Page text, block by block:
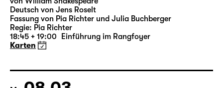
19:30 — 20:55 Große Bühne
Was ihr wollt (A Tortured Lover’s
Version)
von William Shakespeare
Deutsch von Jens Roselt
18:45 + 19:00 Einführung im Rangfoyer
Karten